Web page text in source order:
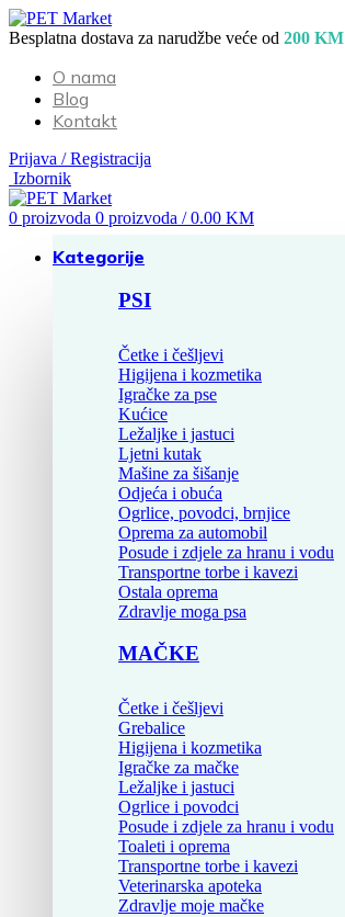
Besplatna dostava za narudžbe veće od 200 KM
O nama
Blog
Kontakt
Prijava / Registracija
Izbornik
0 proizvoda 0 proizvoda / 0.00 KM
Kategorije
PSI
Četke i češljevi
Higijena i kozmetika
Igračke za pse
Kućice
Ležaljke i jastuci
Ljetni kutak
Mašine za šišanje
Odjeća i obuća
Ogrlice, povodci, brnjice
Oprema za automobil
Posude i zdjele za hranu i vodu
Transportne torbe i kavezi
Ostala oprema
Zdravlje moga psa
MAČKE
Četke i češljevi
Grebalice
Higijena i kozmetika
Igračke za mačke
Ležaljke i jastuci
Ogrlice i povodci
Posude i zdjele za hranu i vodu
Toaleti i oprema
Transportne torbe i kavezi
Veterinarska apoteka
Zdravlje moje mačke